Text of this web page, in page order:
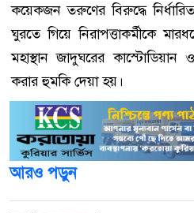
কয়েকজন তরুণের বিরুদ্ধে
ঘুরতে গিয়ে নিরাপত্তাকর্মীকে
মহাস্থান জাদুঘরের কাস্টোডিয়ান ও
করার হুমকি দেয়া হয়।
আরও পড়ুন